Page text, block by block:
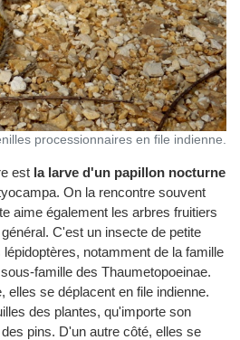
processionnaires en file indienne.
est la larve d'un papillon nocturne
On la rencontre souvent
aime également les arbres fruitiers
C'est un insecte de petite
notamment de la famille
famille des Thaumetopoeinae.
elles se déplacent en file indienne.
des plantes, qu'importe son
pins. D'un autre côté, elles se